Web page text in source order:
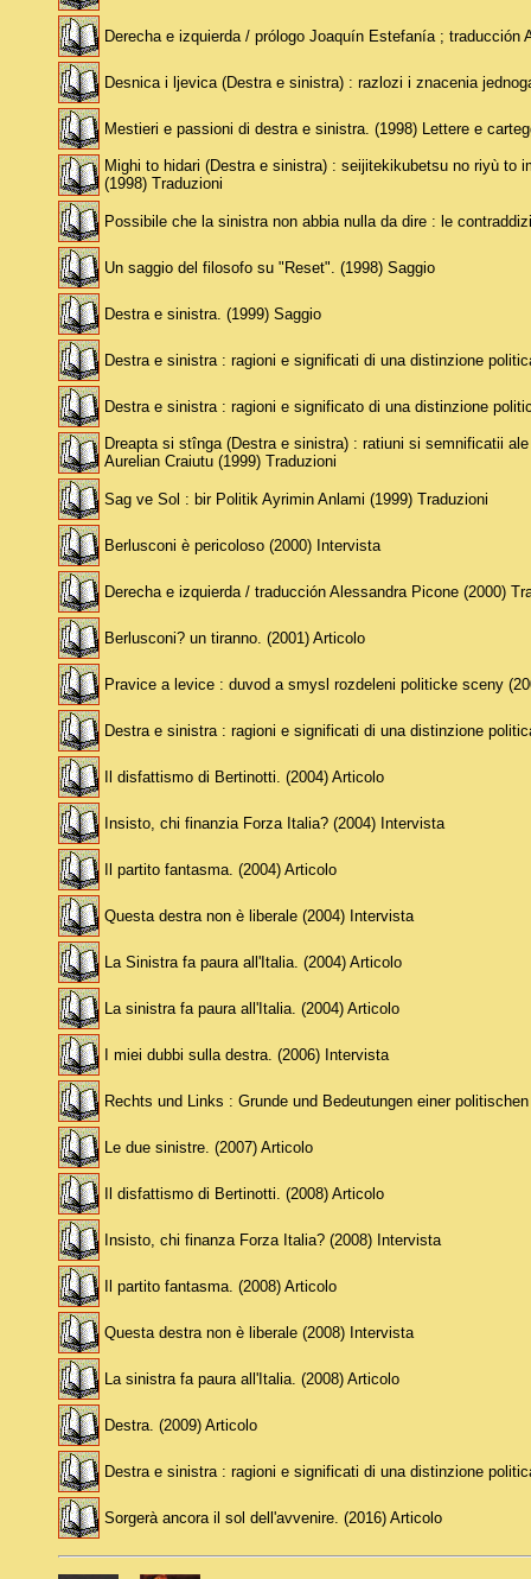
Derecha e izquierda / prólogo Joaquín Estefanía ; traducción
Desnica i ljevica (Destra e sinistra) : razlozi i znacenia
Mestieri e passioni di destra e sinistra. (1998) Lettere e
Mighi to hidari (Destra e sinistra) : seijitekikubetsu no riyù to
(1998) Traduzioni
Possibile che la sinistra non abbia nulla da dire : le
Un saggio del filosofo su "Reset". (1998) Saggio
Destra e sinistra. (1999) Saggio
Destra e sinistra : ragioni e significati di una distinzione
Destra e sinistra : ragioni e significato di una distinzione
Dreapta si stînga (Destra e sinistra) : ratiuni si semnificatii
Aurelian Craiutu (1999) Traduzioni
Sag ve Sol : bir Politik Ayrimin Anlami (1999) Traduzioni
Berlusconi è pericoloso (2000) Intervista
Derecha e izquierda / traducción Alessandra Picone (2000)
Berlusconi? un tiranno. (2001) Articolo
Pravice a levice : duvod a smysl rozdeleni politicke sceny
Destra e sinistra : ragioni e significati di una distinzione
Il disfattismo di Bertinotti. (2004) Articolo
Insisto, chi finanzia Forza Italia? (2004) Intervista
Il partito fantasma. (2004) Articolo
Questa destra non è liberale (2004) Intervista
La Sinistra fa paura all'Italia. (2004) Articolo
La sinistra fa paura all'Italia. (2004) Articolo
I miei dubbi sulla destra. (2006) Intervista
Rechts und Links : Grunde und Bedeutungen einer
Le due sinistre. (2007) Articolo
Il disfattismo di Bertinotti. (2008) Articolo
Insisto, chi finanza Forza Italia? (2008) Intervista
Il partito fantasma. (2008) Articolo
Questa destra non è liberale (2008) Intervista
La sinistra fa paura all'Italia. (2008) Articolo
Destra. (2009) Articolo
Destra e sinistra : ragioni e significati di una distinzione
Sorgerà ancora il sol dell'avvenire. (2016) Articolo